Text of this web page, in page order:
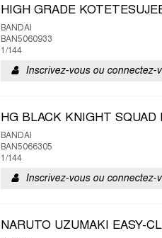
HIGH GRADE
BANDAI
BAN5060933
1/144
Inscrivez-vous ou connectez-
HG BLACK KNIGHT SQUAD
BANDAI
BAN5066305
1/144
Inscrivez-vous ou connectez-
NARUTO UZUMAKI EASY-